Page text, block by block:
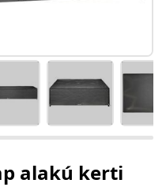
alakú kerti